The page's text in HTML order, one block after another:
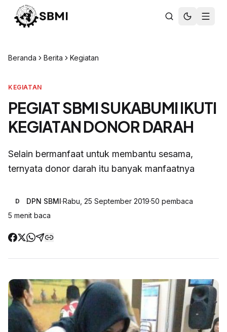
Beranda Berita Kegiatan
KEGIATAN
PEGIAT SBMI SUKABUMI IKUTI
KEGIATAN DONOR DARAH
Selain bermanfaat untuk membantu sesama,
ternyata donor darah itu banyak manfaatnya
D DPN SBMI·Rabu, 25 September 2019·50 pembaca
5 menit baca